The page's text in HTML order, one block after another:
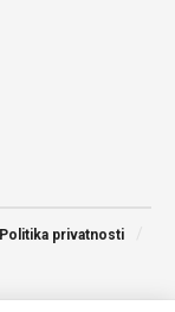
Politika privatnosti